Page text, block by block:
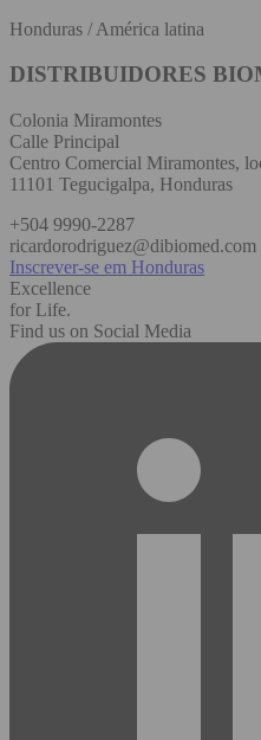
Honduras / América latina
DISTRIBUIDORES
Colonia Miramontes
Calle Principal
Centro Comercial Miramontes,
11101 Tegucigalpa, Honduras
+504 9990-2287
ricardorodriguez@dibiomed.com
Inscrever-se em Honduras
Excellence
for Life.
Find us on Social Media